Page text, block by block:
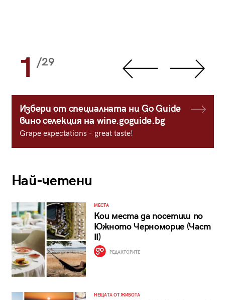
1 /29
Избери от специалната ни Go Guide
вино селекция на wine.goguide.bg
Grape expectations - great taste!
Най-четени
МЕСТА
Кои места да посетиш по
Южното Черноморие (Част
II)
РЕДАКТОРИТЕ
НЕЩАТА ОТ ЖИВОТА